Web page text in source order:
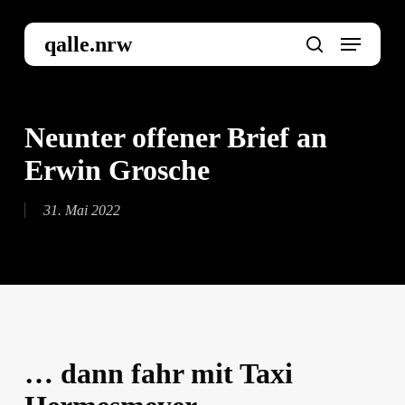
qalle.nrw
search
Menu
Neunter offener Brief an
Erwin Grosche
31. Mai 2022
… dann fahr mit Taxi